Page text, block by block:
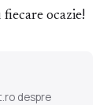
fiecare ocazie!
despre